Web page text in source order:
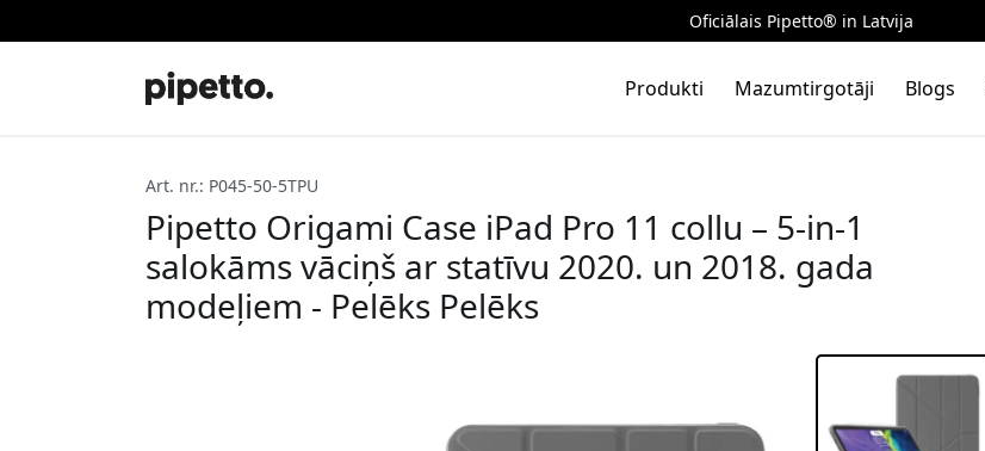
Oficiālais Pipetto® in Latvija
Produkti Mazumtirgotāji Blogs
Art. nr.: P045-50-5TPU
Pipetto Origami Case iPad Pro 11 collu – 5-in-1
salokāms vāciņš ar statīvu 2020. un 2018. gada
modeļiem - Pelēks Pelēks